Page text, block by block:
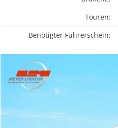
Touren:
Benötigter Führerschein: